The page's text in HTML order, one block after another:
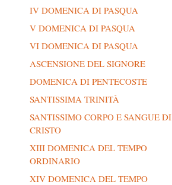
IV DOMENICA DI PASQUA
V DOMENICA DI PASQUA
VI DOMENICA DI PASQUA
ASCENSIONE DEL SIGNORE
DOMENICA DI PENTECOSTE
SANTISSIMA TRINITÀ
SANTISSIMO CORPO E SANGUE DI
CRISTO
XIII DOMENICA DEL TEMPO
ORDINARIO
XIV DOMENICA DEL TEMPO